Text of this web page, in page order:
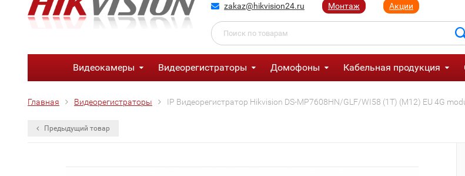
zakaz@hikvision24.ru Монтаж Акции
Видеокамеры Видеорегистраторы Домофоны Кабельная продукция
Главная Видеорегистраторы IP Видеорегистратор Hikvision DS-MP7608HN/GLF/WI58 (1T) (M12) EU 4G
Предыдущий товар